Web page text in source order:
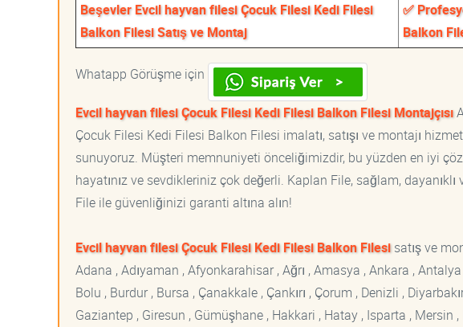
Beşevler Evcil hayvan filesi Çocuk Filesi Kedi Filesi
Balkon Filesi Satış ve Montaj
✅
Balkon
Whatapp Görüşme için
Evcil hayvan filesi Çocuk Filesi Kedi Filesi Balkon Filesi Montajçısı
Çocuk Filesi Kedi Filesi Balkon Filesi imalatı, satışı ve montajı
sunuyoruz. Müşteri memnuniyeti önceliğimizdir, bu yüzden en iyi
hayatınız ve sevdikleriniz çok değerli. Kaplan File, sağlam,
File ile güvenliğinizi garanti altına alın!
Evcil hayvan filesi Çocuk Filesi Kedi Filesi Balkon Filesisatış ve
Adana , Adıyaman , Afyonkarahisar , Ağrı , Amasya , Ankara ,
Bolu , Burdur , Bursa , Çanakkale , Çankırı , Çorum , Denizli ,
Gaziantep , Giresun , Gümüşhane , Hakkari , Hatay , Isparta , Mersin